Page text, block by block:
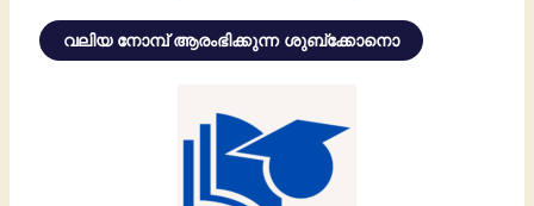
വലിയ നോമ്പ് ആരംഭിക്കുന്ന ശുബ്ക്കോനൊ